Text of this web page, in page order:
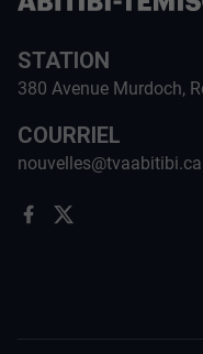
STATION
380 Avenue Murdoch,
COURRIEL
nouvelles@tvaabitibi.ca